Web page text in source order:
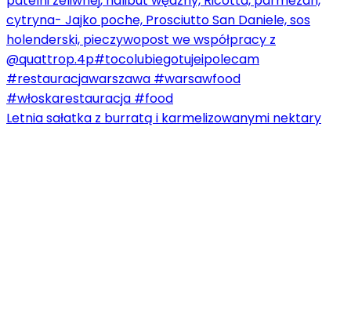
Letnia sałatka z burratą i karmelizowanymi nektary